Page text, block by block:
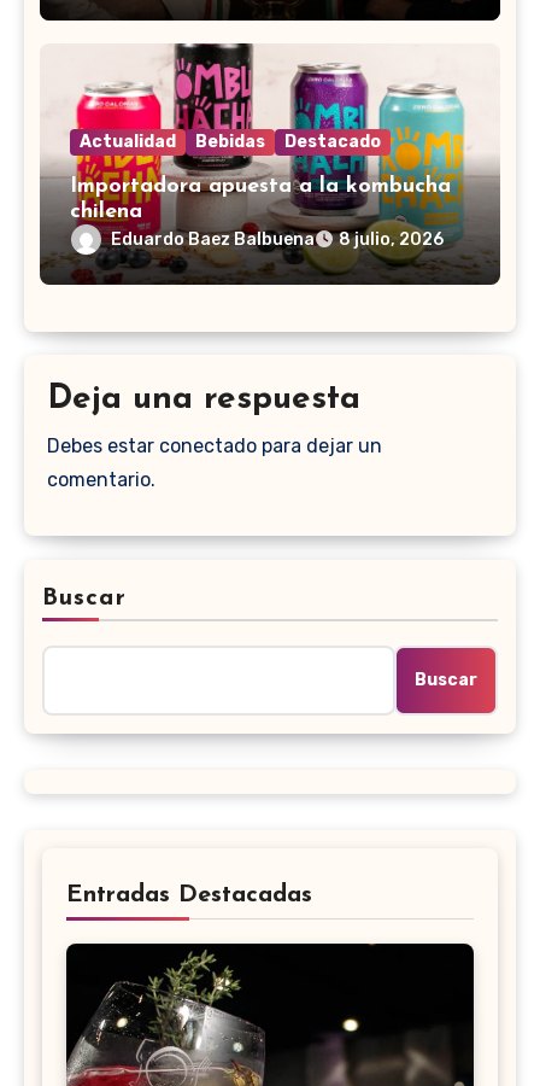
Actualidad Bebidas Destacado
Importadora apuesta a la kombucha
chilena
Eduardo Baez Balbuena 8 julio, 2026
Deja una respuesta
Debes estar conectado para dejar un
comentario.
Buscar
Buscar
Entradas Destacadas